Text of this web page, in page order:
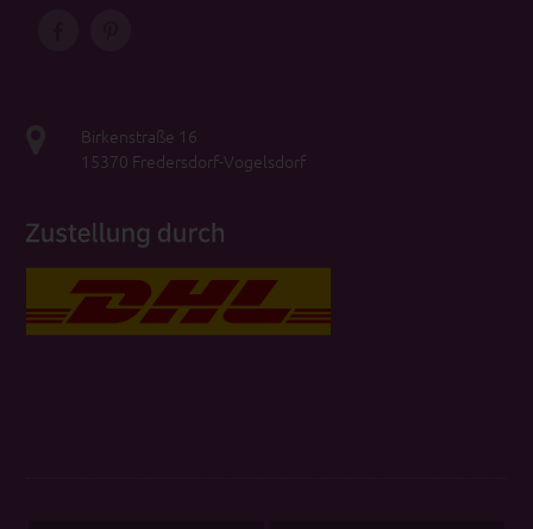
Birkenstraße 16
15370 Fredersdorf-Vogelsdorf